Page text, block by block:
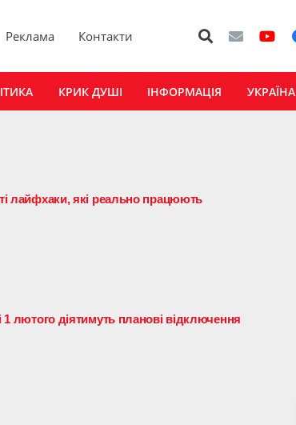
Реклама Контакти
КРИК ДУШІ ІНФОРМАЦІЯ УКРАЇНА
лайфхаки, які реально працюють
лютого діятимуть планові відключення